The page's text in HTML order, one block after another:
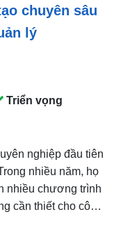
ca sáng bắt đầu
chuyên sâu
lý
Triển vọng
nghiệp đầu tiên
nhiều năm, họ
nhiều chương trình
cần thiết cho công
Starbucks đã cố